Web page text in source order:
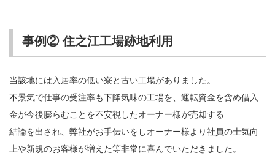
事例② 住之江工場跡地利用
当該地には入居率の低い寮と古い工場がありました。
不景気で仕事の受注率も下降気味の工場を、運転資金を含め借入
金が今後膨らむことを不安視したオーナー様が売却する
結論を出され、弊社がお手伝いをしオーナー様より社員の士気向
上や新規のお客様が増えた等非常に喜んでいただきました。